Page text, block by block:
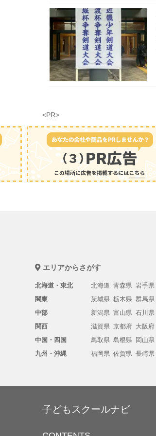
<PR>
エリアからさがす
北海道・東北 北海道 青森県 岩手県
関東
茨城県 栃木県 群馬県
中部
新潟県 富山県 石川県
関西
滋賀県 京都府 大阪府
中国・四国
鳥取県 島根県 岡山県
九州・沖縄
福岡県 佐賀県 長崎県
子どもスクールナビ